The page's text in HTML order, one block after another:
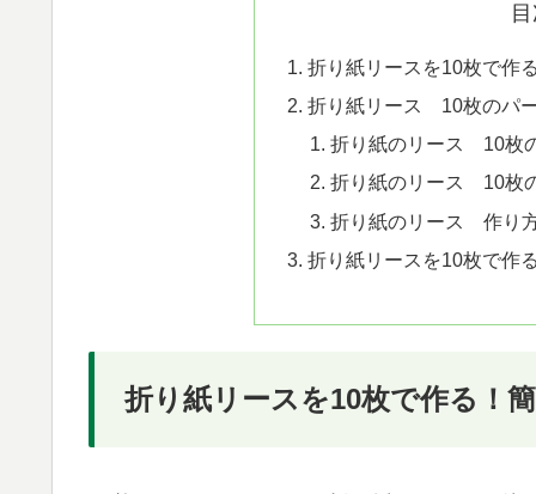
折り紙リースを10枚で作
折り紙リース 10枚のパ
折り紙のリース 10枚
折り紙のリース 10枚
折り紙のリース 作り
折り紙リースを10枚で作
折り紙リースを10枚で作る！